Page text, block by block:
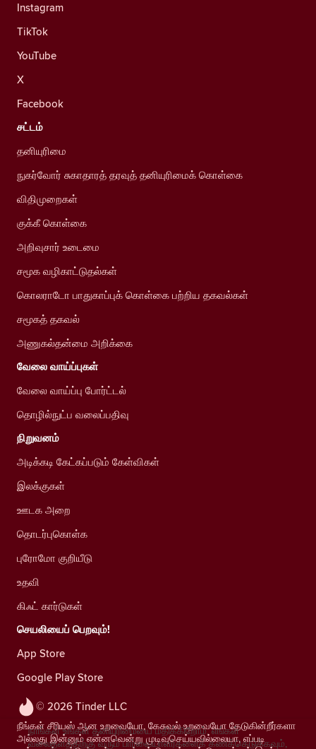
© 2026 Tinder LLC
நீங்கள் சீரியஸ் ஆன உறவையோ, கேசுவல் உறவையோ தேடுகின்றீர்களா
அல்லது இன்னும் என்னவென்று முடிவுசெய்யவில்லையா, எப்படி
Instagram
TikTok
YouTube
X
Facebook
சட்டம்
தனியுரிமை
நுகர்வோர் சுகாதாரத் தரவுத் தனியுரிமைக் கொள்கை
விதிமுறைகள்
குக்கீ கொள்கை
அறிவுசார் உடைமை
சமூக வழிகாட்டுதல்கள்
கொலராடோ பாதுகாப்புக் கொள்கை பற்றிய தகவல்கள்
சமூகத் தகவல்
அணுகல்தன்மை அறிக்கை
வேலை வாய்ப்புகள்
வேலை வாய்ப்பு போர்ட்டல்
தொழில்நுட்ப வலைப்பதிவு
நிறுவனம்
அடிக்கடி கேட்கப்படும் கேள்விகள்
இலக்குகள்
ஊடக அறை
தொடர்புகொள்க
புரோமோ குறியீடு
உதவி
கிஃட் கார்டுகள்
செயலியைப் பெறவும்!
App Store
Google Play Store
நாங்கள் உங்கள் தனியுரிமையை மதிக்கிறோம். எங்கள்
வலைதளத்திற்கு வரும் பார்வையாளர்களைக் கணக்கெடுக்கவும்,